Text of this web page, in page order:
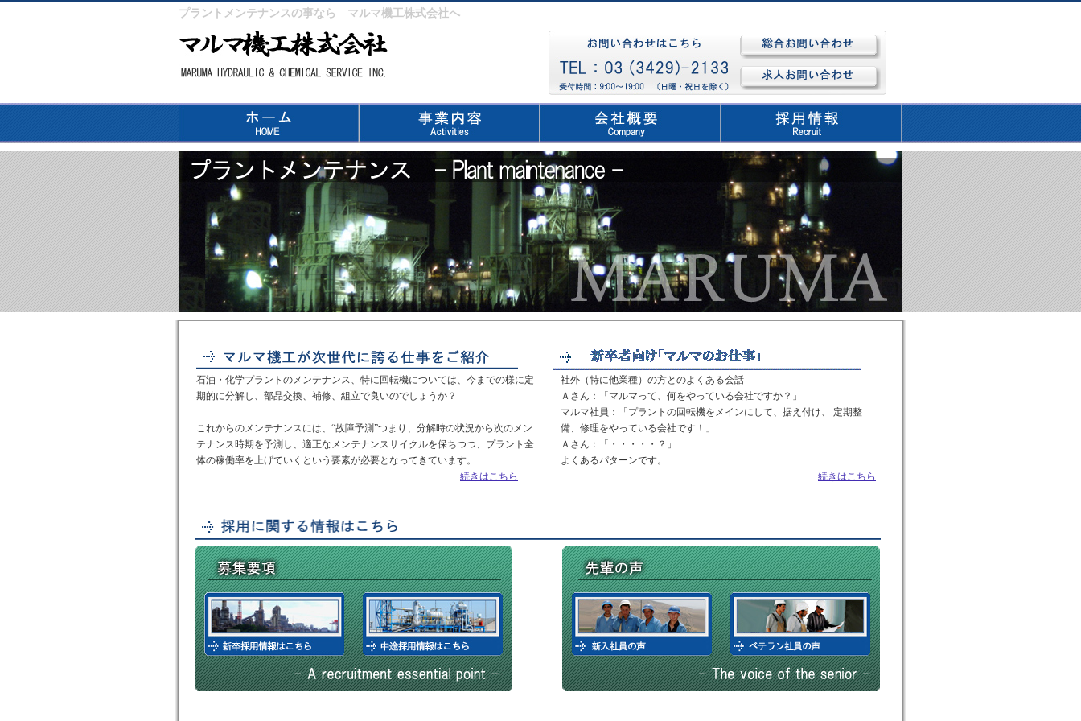
プラントメンテナンスの事なら マルマ機工株式会社へ
石油・化学プラントのメンテナンス、特に回転機については、今までの様に定
期的に分解し、部品交換、補修、組立で良いのでしょうか？
これからのメンテナンスには、“故障予測”つまり、分解時の状況から次のメン
テナンス時期を予測し、適正なメンテナンスサイクルを保ちつつ、プラント全
体の稼働率を上げていくという要素が必要となってきています。
続きはこちら
社外（特に他業種）の方とのよくある会話
Ａさん：「マルマって、何をやっている会社ですか？」
マルマ社員：「プラントの回転機をメインにして、据え付け、 定期整
備、修理をやっている会社です！」
Ａさん：「・・・・・？」
よくあるパターンです。
続きはこちら